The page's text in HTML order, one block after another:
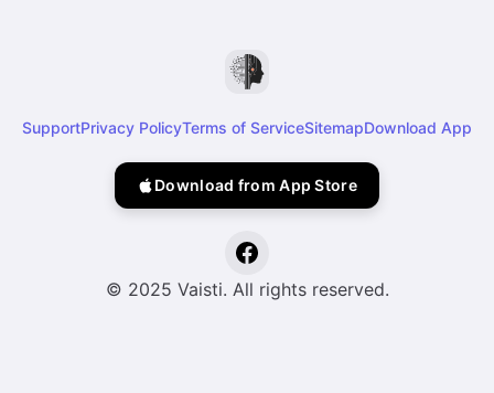
SupportPrivacy PolicyTerms of ServiceSitemapDownload App
Download from App Store
© 2025 Vaisti. All rights reserved.